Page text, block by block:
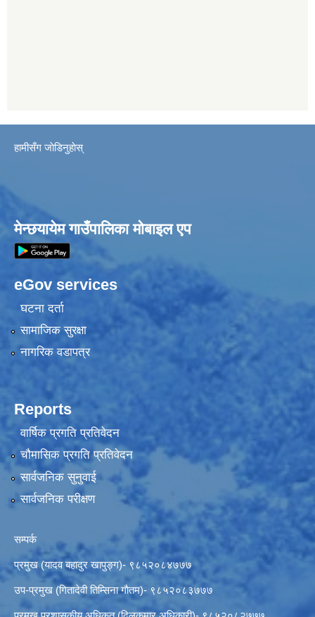
हामीसँग जाेडिनुहाेस्
मेन्छयायेम गाउँपालिका मोबाइल एप
eGov services
घटना दर्ता
सामाजिक सुरक्षा
नागरिक वडापत्र
Reports
वार्षिक प्रगति प्रतिवेदन
चौमासिक प्रगति प्रतिवेदन
सार्वजनिक सुनुवाई
सार्वजनिक परीक्षण
सम्पर्क
प्रमुख (यादव बहादुर खापुङ्ग)- ९८५२०८४७७७
उप-प्रमुख (गितादेवी तिम्सिना गाैतम)- ९८५२०८३७७७